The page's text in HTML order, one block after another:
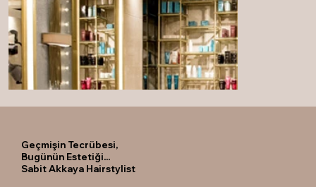
Geçmişin Tecrübesi,
Bugünün Estetiği...
Sabit Akkaya Hairstylist